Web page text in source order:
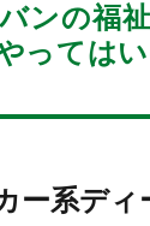
ンの福
っては
ー系ディ